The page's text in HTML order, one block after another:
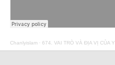
Chanlyislam · 674. VAI TRÒ VÀ ĐỊA VỊ CỦA